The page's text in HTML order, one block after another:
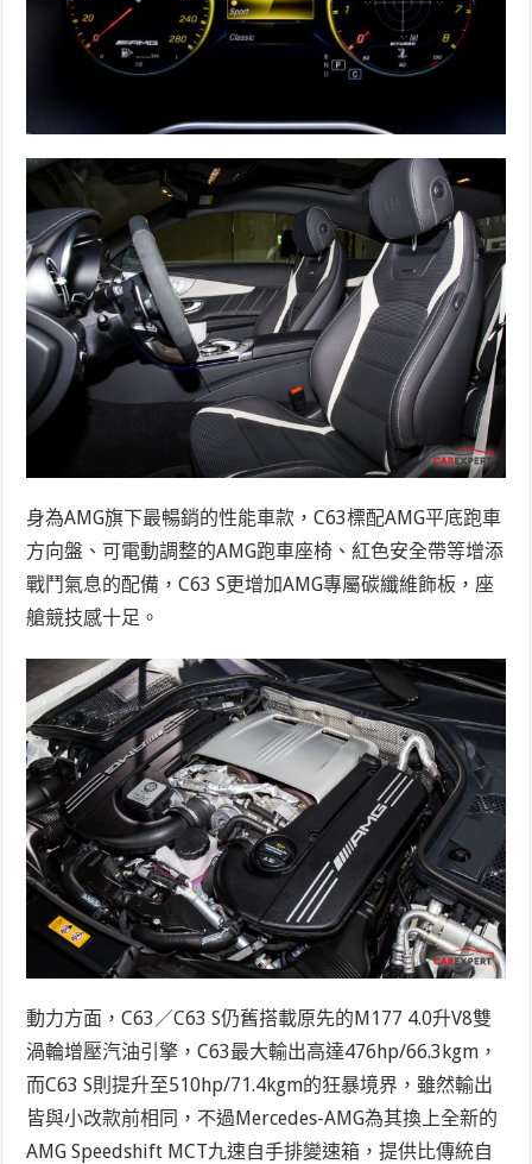
身為AMG旗下最暢銷的性能車款，C63標配AMG平底跑車
方向盤、可電動調整的AMG跑車座椅、紅色安全帶等增添
戰鬥氣息的配備，C63 S更增加AMG專屬碳纖維飾板，座
艙競技感十足。
動力方面，C63／C63 S仍舊搭載原先的M177 4.0升V8雙
渦輪增壓汽油引擎，C63最大輸出高達476hp/66.3kgm，
而C63 S則提升至510hp/71.4kgm的狂暴境界，雖然輸出
皆與小改款前相同，不過Mercedes-AMG為其換上全新的
AMG Speedshift MCT九速自手排變速箱，提供比傳統自